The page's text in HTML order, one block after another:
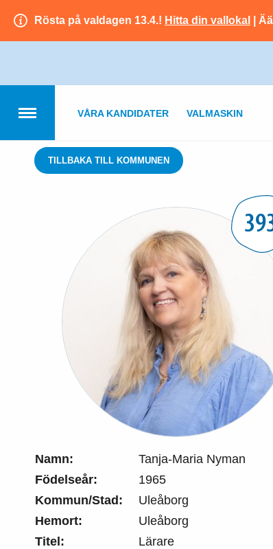
Rösta på valdagen 13.4.! Hitta din vallokal |
VÅRA KANDIDATER VALMASKIN
TILLBAKA TILL KOMMUNEN
Namn:
Tanja-Maria Nyman
Födelseår:
1965
Kommun/Stad:
Uleåborg
Hemort:
Uleåborg
Titel:
Lärare